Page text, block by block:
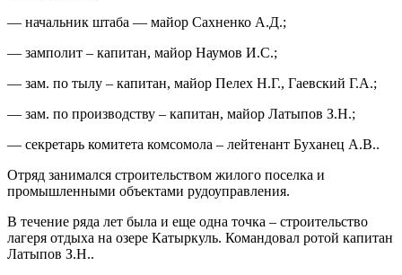
— начальник штаба — майор Сахненко А.Д.;
— замполит – капитан, майор Наумов И.С.;
— зам. по тылу – капитан, майор Пелех Н.Г., Гаевский Г.А.;
— зам. по производству – капитан, майор Латыпов З.Н.;
— секретарь комитета комсомола – лейтенант Буханец А.В..
Отряд занимался строительством жилого поселка и
промышленными объектами рудоуправления.
В течение ряда лет была и еще одна точка – строительство
лагеря отдыха на озере Катыркуль. Командовал ротой капитан
Латыпов З.Н..